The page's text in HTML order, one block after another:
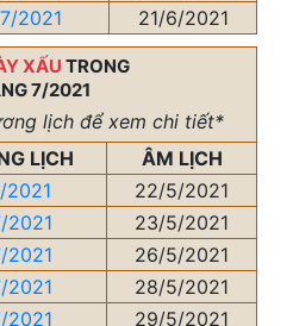
2021 21/6/2021
XẤU TRONG
7/2021
lịch để xem chi tiết*
LỊCH
ÂM LỊCH
2021
22/5/2021
2021
23/5/2021
2021
26/5/2021
2021
28/5/2021
2021
29/5/2021